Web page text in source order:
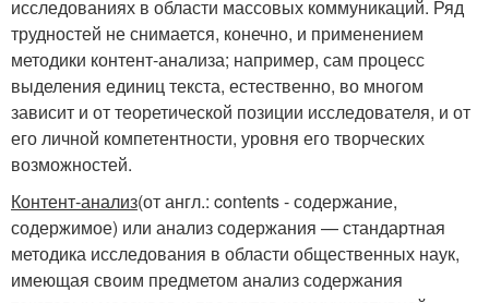
исследованиях в области массовых коммуникаций. Ряд
трудностей не снимается, конечно, и применением
методики контент-анализа; например, сам процесс
выделения единиц текста, естественно, во многом
зависит и от теоретической позиции исследователя, и от
его личной компетентности, уровня его творческих
возможностей.
Контент-анализ(от англ.: contents - содержание,
содержимое) или анализ содержания — стандартная
методика исследования в области общественных наук,
имеющая своим предметом анализ содержания